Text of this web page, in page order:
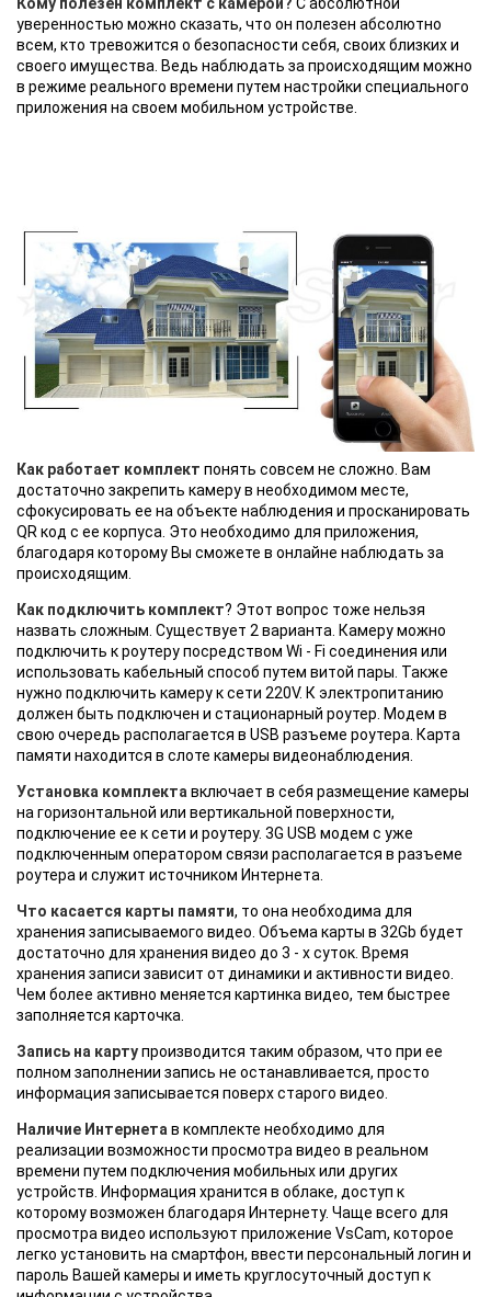
Кому полезен комплект с камерой? С абсолютной
уверенностью можно сказать, что он полезен абсолютно
всем, кто тревожится о безопасности себя, своих близких и
своего имущества. Ведь наблюдать за происходящим можно
в режиме реального времени путем настройки специального
приложения на своем мобильном устройстве.
Как работает комплект понять совсем не сложно. Вам
достаточно закрепить камеру в необходимом месте,
сфокусировать ее на объекте наблюдения и просканировать
QR код с ее корпуса. Это необходимо для приложения,
благодаря которому Вы сможете в онлайне наблюдать за
происходящим.
Как подключить комплект? Этот вопрос тоже нельзя
назвать сложным. Существует 2 варианта. Камеру можно
подключить к роутеру посредством Wi - Fi соединения или
использовать кабельный способ путем витой пары. Также
нужно подключить камеру к сети 220V. К электропитанию
должен быть подключен и стационарный роутер. Модем в
свою очередь располагается в USB разъеме роутера. Карта
памяти находится в слоте камеры видеонаблюдения.
Установка комплекта включает в себя размещение камеры
на горизонтальной или вертикальной поверхности,
подключение ее к сети и роутеру. 3G USB модем с уже
подключенным оператором связи располагается в разъеме
роутера и служит источником Интернета.
Что касается карты памяти, то она необходима для
хранения записываемого видео. Объема карты в 32Gb будет
достаточно для хранения видео до 3 - х суток. Время
хранения записи зависит от динамики и активности видео.
Чем более активно меняется картинка видео, тем быстрее
заполняется карточка.
Запись на картупроизводится таким образом, что при ее
полном заполнении запись не останавливается, просто
информация записывается поверх старого видео.
Наличие Интернета в комплекте необходимо для
реализации возможности просмотра видео в реальном
времени путем подключения мобильных или других
устройств. Информация хранится в облаке, доступ к
которому возможен благодаря Интернету. Чаще всего для
просмотра видео используют приложение VsCam, которое
легко установить на смартфон, ввести персональный логин и
пароль Вашей камеры и иметь круглосуточный доступ к